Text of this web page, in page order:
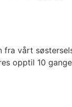
vårt
opptil 10